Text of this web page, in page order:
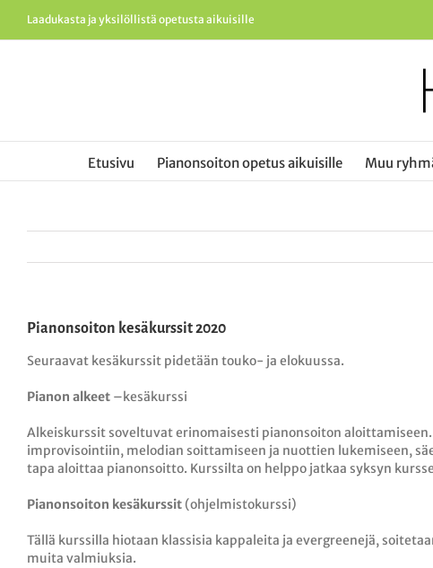
content
Laadukasta ja yksilöllistä opetusta aikuisille
Etusivu Pianonsoiton opetus aikuisille Muu
Pianonsoiton kesäkurssit 2020
Seuraavat kesäkurssit pidetään touko- ja elokuussa.
Pianon alkeet –kesäkurssi
Alkeiskurssit soveltuvat erinomaisesti pianonsoiton
improvisointiin, melodian soittamiseen ja nuottien lukemiseen,
tapa aloittaa pianonsoitto. Kurssilta on helppo jatkaa syksyn
Pianonsoiton kesäkurssit (ohjelmistokurssi)
Tällä kurssilla hiotaan klassisia kappaleita ja evergreenejä,
muita valmiuksia.